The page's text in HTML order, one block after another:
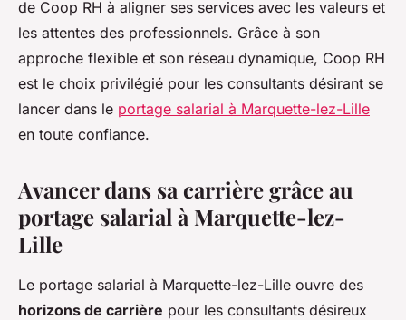
de Coop RH à aligner ses services avec les valeurs et
les attentes des professionnels. Grâce à son
approche flexible et son réseau dynamique, Coop RH
est le choix privilégié pour les consultants désirant se
lancer dans le portage salarial à Marquette-lez-Lille
en toute confiance.
Avancer dans sa carrière grâce au
portage salarial à Marquette-lez-
Lille
Le portage salarial à Marquette-lez-Lille ouvre des
horizons de carrière pour les consultants désireux